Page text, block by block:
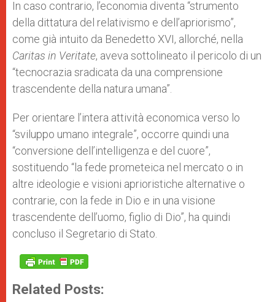
In caso contrario, l’economia diventa “strumento
della dittatura del relativismo e dell’apriorismo”,
come già intuito da Benedetto XVI, allorché, nella
Caritas in Veritate, aveva sottolineato il pericolo di un
“tecnocrazia sradicata da una comprensione
trascendente della natura umana”.
Per orientare l’intera attività economica verso lo
“sviluppo umano integrale”, occorre quindi una
“conversione dell’intelligenza e del cuore”,
sostituendo “la fede prometeica nel mercato o in
altre ideologie e visioni aprioristiche alternative o
contrarie, con la fede in Dio e in una visione
trascendente dell’uomo, figlio di Dio”, ha quindi
concluso il Segretario di Stato.
Related Posts: